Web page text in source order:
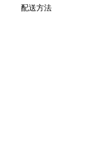
配送方法